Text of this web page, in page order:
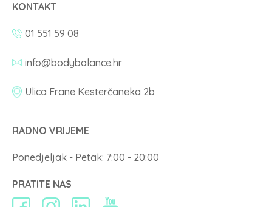
KONTAKT
01 551 59 08
info@bodybalance.hr
Ulica Frane Kesterčaneka 2b
RADNO VRIJEME
Ponedjeljak - Petak: 7:00 - 20:00
PRATITE NAS